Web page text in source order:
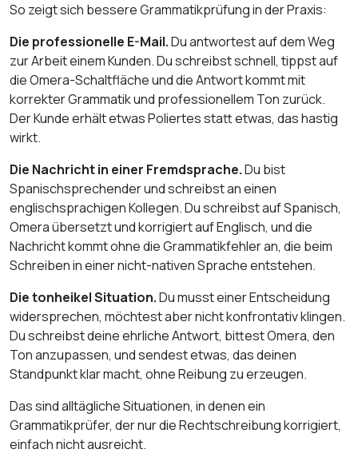
So zeigt sich bessere Grammatikprüfung in der Praxis:
Die professionelle E-Mail.Du antwortest auf dem Weg
zur Arbeit einem Kunden. Du schreibst schnell, tippst auf
die Omera-Schaltfläche und die Antwort kommt mit
korrekter Grammatik und professionellem Ton zurück.
Der Kunde erhält etwas Poliertes statt etwas, das hastig
wirkt.
Die Nachricht in einer Fremdsprache.Du bist
Spanischsprechender und schreibst an einen
englischsprachigen Kollegen. Du schreibst auf Spanisch,
Omera übersetzt und korrigiert auf Englisch, und die
Nachricht kommt ohne die Grammatikfehler an, die beim
Schreiben in einer nicht-nativen Sprache entstehen.
Die tonheikel Situation.Du musst einer Entscheidung
widersprechen, möchtest aber nicht konfrontativ klingen.
Du schreibst deine ehrliche Antwort, bittest Omera, den
Ton anzupassen, und sendest etwas, das deinen
Standpunkt klar macht, ohne Reibung zu erzeugen.
Das sind alltägliche Situationen, in denen ein
Grammatikprüfer, der nur die Rechtschreibung korrigiert,
einfach nicht ausreicht.